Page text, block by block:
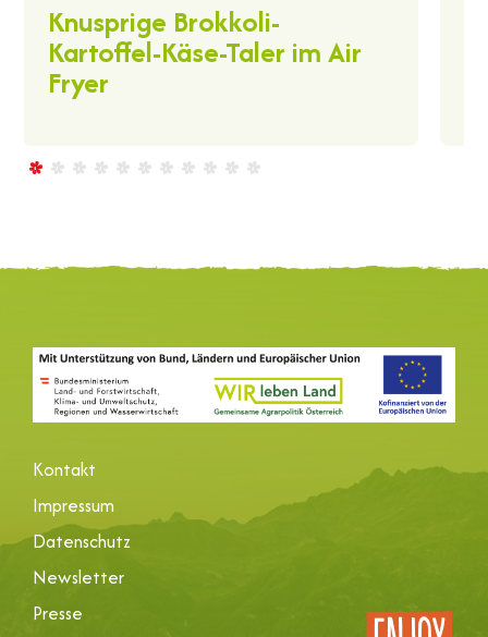
Knusprige Brokkoli-
Kartoffel-Käse-Taler im Air
Fryer
Kontakt
Impressum
Datenschutz
Newsletter
Presse